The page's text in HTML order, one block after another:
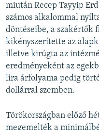
miután Recep Tayyip
számos alkalommal
döntéseibe, a szakértők
kikényszerítette az
illetve kirúgta az
eredményeként az
líra árfolyama pedig
dollárral szemben.
Törökországban előző
megemelték a